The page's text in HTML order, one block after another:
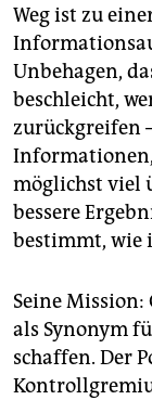
Weg ist zu
Unbehagen,
beschleicht,
zurückgreifen
Informationen,
möglichst viel
bessere
bestimmt, wie
Seine Mission:
als Synonym
schaffen. Der